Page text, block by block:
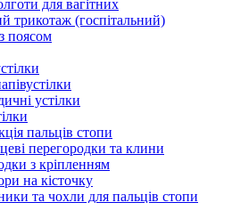
для вагітних
трикотаж (госпітальний)
поясом
устілки
пальців стопи
перегородки та клини
з кріпленням
на кісточку
та чохли для пальців стопи